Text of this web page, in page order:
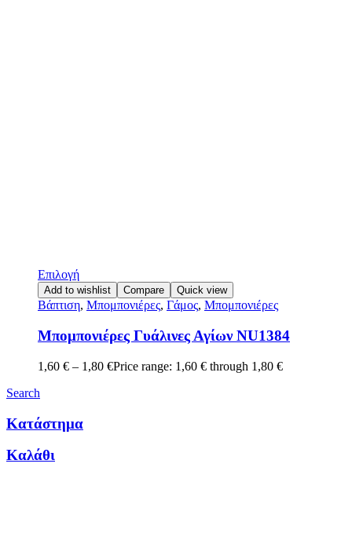
Επιλογή
Add to wishlist Compare Quick view
Βάπτιση, Μπομπονιέρες, Γάμος, Μπομπονιέρες
Μπομπονιέρες Γυάλινες Αγίων NU1384
1,60 € – 1,80 €Price range: 1,60 € through 1,80 €
Search
Κατάστημα
Καλάθι